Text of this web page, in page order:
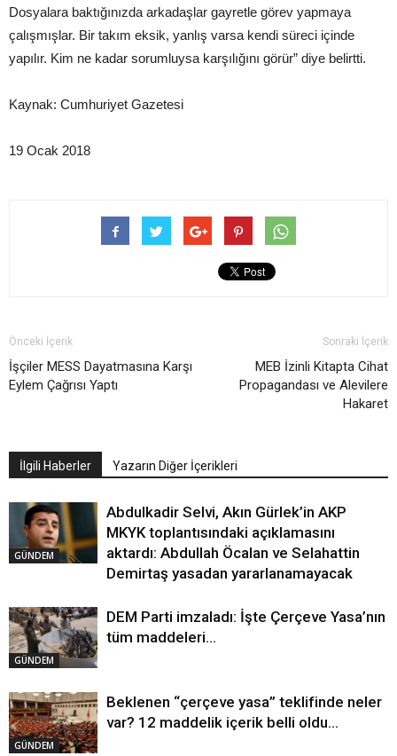
Dosyalara baktığınızda arkadaşlar gayretle görev yapmaya
çalışmışlar. Bir takım eksik, yanlış varsa kendi süreci içinde
yapılır. Kim ne kadar sorumluysa karşılığını görür” diye belirtti.
Kaynak: Cumhuriyet Gazetesi
19 Ocak 2018
Önceki İçerik
İşçiler MESS Dayatmasına Karşı
Eylem Çağrısı Yaptı
Sonraki İçerik
MEB İzinli Kitapta Cihat
Propagandası ve Alevilere
Hakaret
İlgili Haberler Yazarın Diğer İçerikleri
GÜNDEM
Abdulkadir Selvi, Akın Gürlek’in AKP
MKYK toplantısındaki açıklamasını
aktardı: Abdullah Öcalan ve Selahattin
Demirtaş yasadan yararlanamayacak
GÜNDEM
DEM Parti imzaladı: İşte Çerçeve Yasa’nın
tüm maddeleri…
GÜNDEM
Beklenen “çerçeve yasa” teklifinde neler
var? 12 maddelik içerik belli oldu…